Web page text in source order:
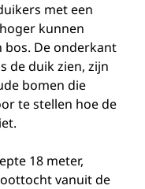
met een
kunnen
De onderkant
de duik zien, zijn
bomen die
te stellen hoe de
18 meter,
vanuit de